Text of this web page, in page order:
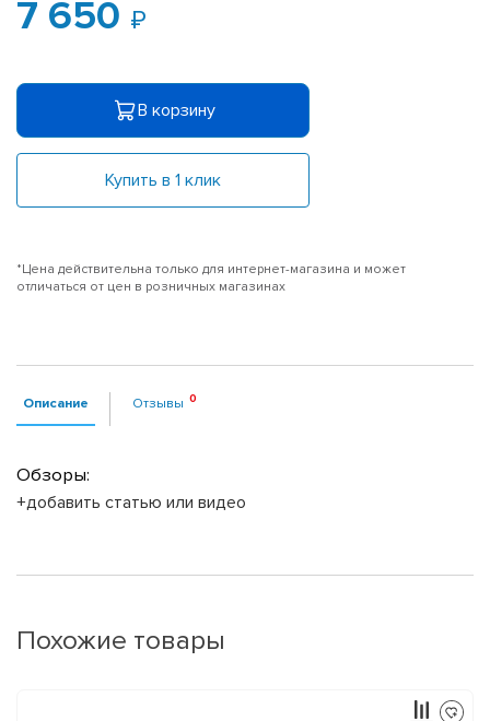
7 650
В корзину
Купить в 1 клик
*Цена действительна только для интернет-магазина и может
отличаться от цен в розничных магазинах
Описание Отзывы
Обзоры:
+добавить статью или видео
Похожие товары